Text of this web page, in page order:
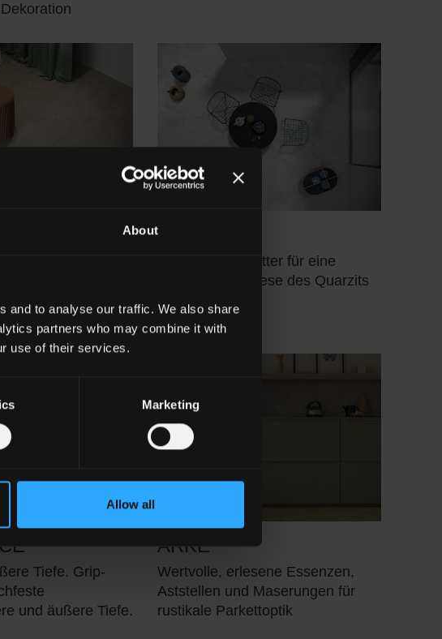
About
and to analyse our traffic. We also share
partners who may combine it with
use of their services.
Marketing
Allow all
RECODE
Leuchtende Splitter für eine
raffinierte Synthese des Quarzits
Tiefe. Grip-
und äußere Tiefe.
ARKÈ
Wertvolle, erlesene Essenzen,
Aststellen und Maserungen für
rustikale Parkettoptik